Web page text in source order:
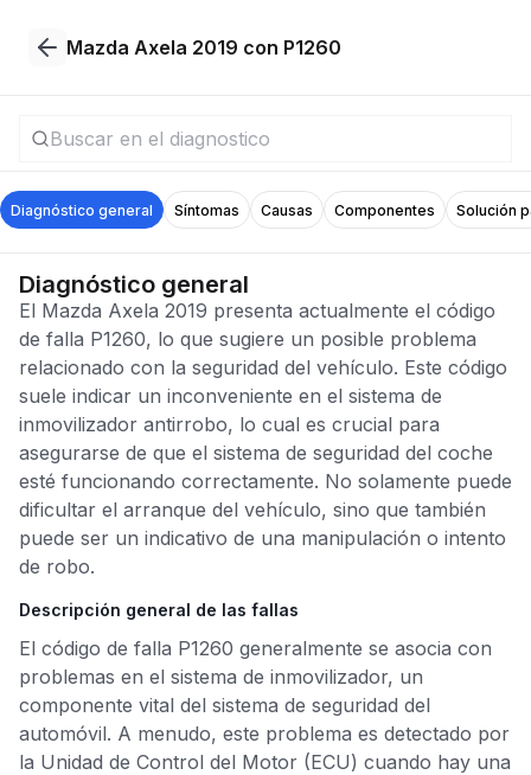
Mazda Axela 2019 con P1260
Diagnóstico general Síntomas Causas Componentes Solución
Diagnóstico general
El Mazda Axela 2019 presenta actualmente el código
de falla P1260, lo que sugiere un posible problema
relacionado con la seguridad del vehículo. Este código
suele indicar un inconveniente en el sistema de
inmovilizador antirrobo, lo cual es crucial para
asegurarse de que el sistema de seguridad del coche
esté funcionando correctamente. No solamente puede
dificultar el arranque del vehículo, sino que también
puede ser un indicativo de una manipulación o intento
de robo.
Descripción general de las fallas
El código de falla P1260 generalmente se asocia con
problemas en el sistema de inmovilizador, un
componente vital del sistema de seguridad del
automóvil. A menudo, este problema es detectado por
la Unidad de Control del Motor (ECU) cuando hay una